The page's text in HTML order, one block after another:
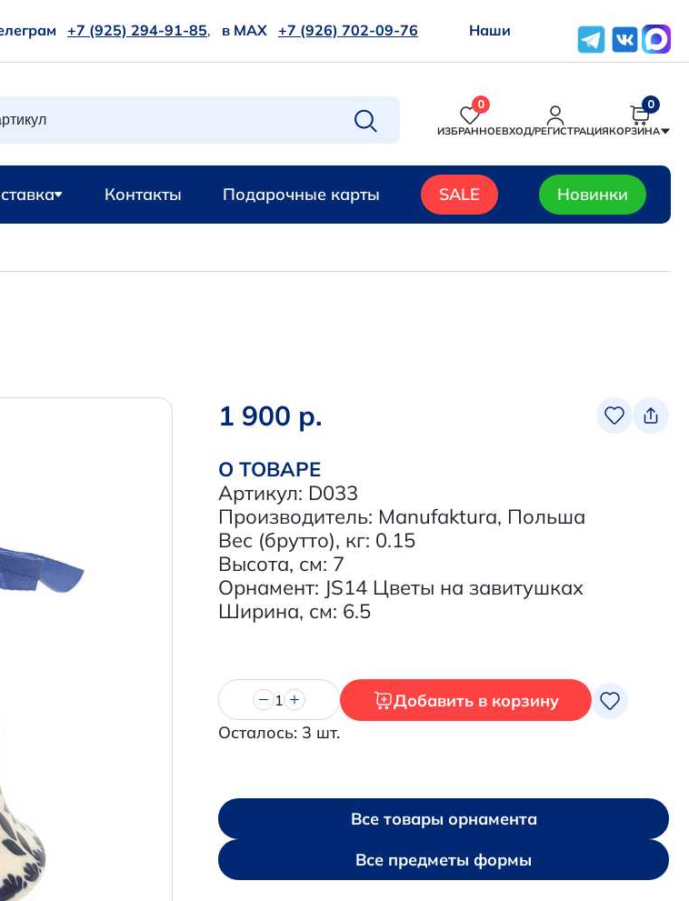
+7 (925) 294-91-85, в MAX +7 (926) 702-09-76
Наши
0
ИЗБРАННОЕВХОД/РЕГИСТРАЦИЯ
0
КОРЗИНА
Контакты Подарочные карты SALE Новинки
1 900 р.
О ТОВАРЕ
Артикул: D033
Производитель: Manufaktura, Польша
Вес (брутто), кг: 0.15
Высота, см: 7
Орнамент: JS14 Цветы на завитушках
Ширина, см: 6.5
1
Осталось: 3 шт.
Добавить в корзину
Все товары орнамента
Все предметы формы